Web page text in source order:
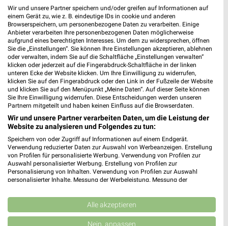
DEICHMANN Kulmbach
Fritz-Hornschuchstraße 9
95326 Kulmbach
Heute geschlossen
300,51 km
DEICHMANN Hof
Lorenzstraße 11
95028 Hof
Heute
geschlossen
265,89 km
JOMOS Schuhfabrik Selbitz
Garlesstr. 27
95152 Selbitz
Wir und unsere Partner speichern und/oder greifen auf Informationen auf
einem Gerät zu, wie z. B. eindeutige IDs in cookie und anderen
Browserspeichern, um personenbezogene Daten zu verarbeiten. Einige
Anbieter verarbeiten Ihre personenbezogenen Daten möglicherweise
aufgrund eines berechtigten Interesses. Um dem zu widersprechen, öffnen
Sie die „Einstellungen“. Sie können Ihre Einstellungen akzeptieren, ablehnen
oder verwalten, indem Sie auf die Schaltfläche „Einstellungen verwalten“
klicken oder jederzeit auf die Fingerabdruck-Schaltfläche in der linken
unteren Ecke der Website klicken. Um Ihre Einwilligung zu widerrufen,
klicken Sie auf den Fingerabdruck oder den Link in der Fußzeile der Website
und klicken Sie auf den Menüpunkt „Meine Daten“. Auf dieser Seite können
Sie Ihre Einwilligung widerrufen. Diese Entscheidungen werden unseren
Partnern mitgeteilt und haben keinen Einfluss auf die Browserdaten.
Wir und unsere Partner verarbeiten Daten, um die Leistung der
Website zu analysieren und Folgendes zu tun:
Speichern von oder Zugriff auf Informationen auf einem Endgerät.
Verwendung reduzierter Daten zur Auswahl von Werbeanzeigen. Erstellung
von Profilen für personalisierte Werbung. Verwendung von Profilen zur
Auswahl personalisierter Werbung. Erstellung von Profilen zur
Personalisierung von Inhalten. Verwendung von Profilen zur Auswahl
personalisierter Inhalte. Messung der Werbeleistung. Messung der
Kombinationen von Daten aus verschiedenen Quellen. Entwicklung und
Verbesserung der Angebote. Verwendung reduzierter Daten zur Auswahl
von Inhalten.
Daten können außerhalb der Europäischen Union weitergegeben und in die
Alle akzeptieren
Nein, anpassen